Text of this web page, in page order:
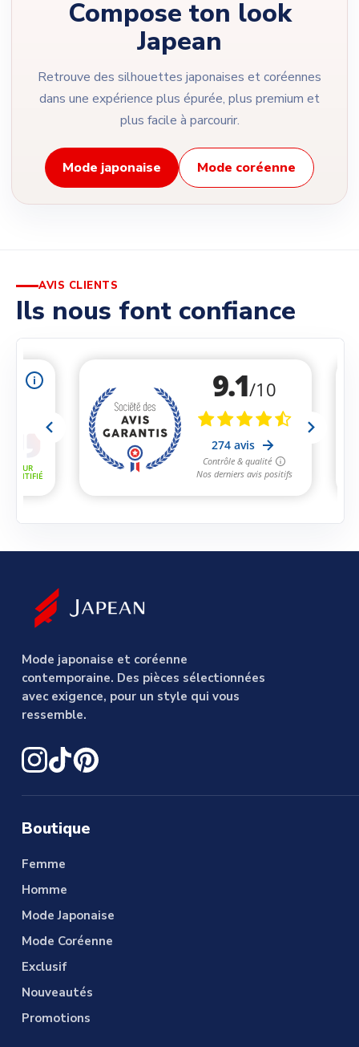
Compose ton look
Japean
Retrouve des silhouettes japonaises et coréennes
dans une expérience plus épurée, plus premium et
plus facile à parcourir.
Mode japonaise Mode coréenne
AVIS CLIENTS
Ils nous font confiance
Mode japonaise et coréenne
contemporaine. Des pièces sélectionnées
avec exigence, pour un style qui vous
ressemble.
Boutique
Femme
Homme
Mode Japonaise
Mode Coréenne
Exclusif
Nouveautés
Promotions